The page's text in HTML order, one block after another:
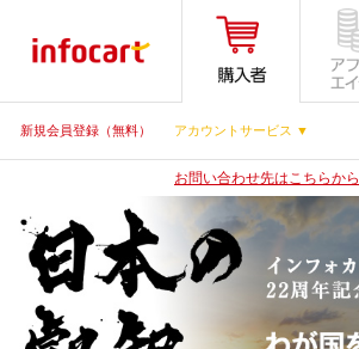
新規会員登録（無料） アカウントサービス ▼
お問い合わせ先はこちらから